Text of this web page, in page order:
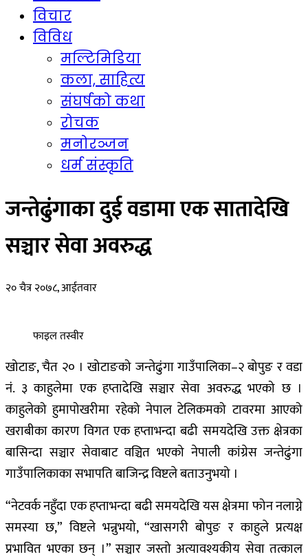
विचार
विविध
मल्टिमिडिया
कला, साहित्य
संघर्षको कथा
रोचक
मनोरञ्जन
धर्म संस्कृति
जन्तेढुंगाका दुई वडामा एक सातादेखि
सञ्चार सेवा अवरुद्ध
२० चैत्र २०७८, आईतवार
फाइल तस्वीर
खोटाङ, चैत २० । खोटाङको जन्तेढुंगा गाउँपालिका–२ बोपुङ र वडा
नं. ३ काहुलेमा एक हप्तादेखि सञ्चार सेवा अवरुद्ध भएको छ ।
काहुलेको हुमापोखरीमा रहेको नेपाल टेलिकमको टावरमा आएको
खराबीका कारण विगत एक हप्ताभन्दा बढी समयदेखि उक्त क्षेत्रका
बासिन्दा सञ्चार सेवाबाट वञ्चित भएको नेपाली कांग्रेस जन्तेढुंगा
गाउँपालिकाका सभापति बाजिन्द्र विष्टले बताउनुभयो ।
“नेटवर्क नहुँदा एक हप्ताभन्दा बढी समयदेखि यस क्षेत्रमा फोन नलाग्ने
समस्या छ,” विष्टले भन्नुभयो, “खासगरी बोपुङ र काहुले प्रत्यक्ष
प्रभावित भएका छन् ।” सञ्चार जस्तो अत्यावश्यकीय सेवा तत्काल